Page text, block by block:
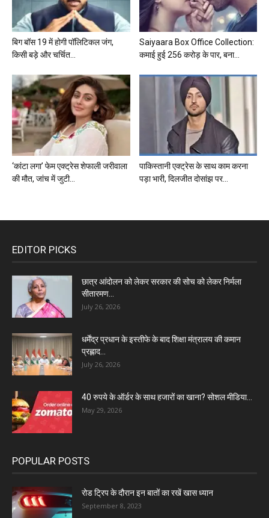
बिग बॉस 19 में होगी पॉलिटिकल जंग,
किसी बड़े और चर्चित...
Saiyaara Box Office Collection:
कमाई हुई 256 करोड़ के पार, बना...
‘कांटा लगा’ फेम एक्ट्रेस शेफाली जरीवाला
की मौत, जांच में जुटी...
पाकिस्तानी एक्ट्रेस के साथ काम करना
पड़ा भारी, दिलजीत दोसांझ पर...
EDITOR PICKS
छात्र आंदोलन को लेकर सरकार की सोच को लेकर निर्मला
सीतारमण...
July 26, 2026
धर्मेंद्र प्रधान के इस्तीफे के बाद शिक्षा मंत्रालय की कमान
प्रह्लाद...
July 26, 2026
40 रुपये के ऑर्डर के साथ हजारों का खाना? सोशल मीडिया...
May 29, 2026
POPULAR POSTS
रोड ट्रिप के दौरान इन बातों का रखें खास ध्यान
September 8, 2023